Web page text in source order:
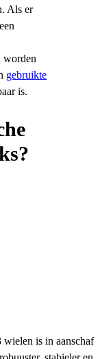
Als er
worden
gebruikte
is.
is in aanschaf